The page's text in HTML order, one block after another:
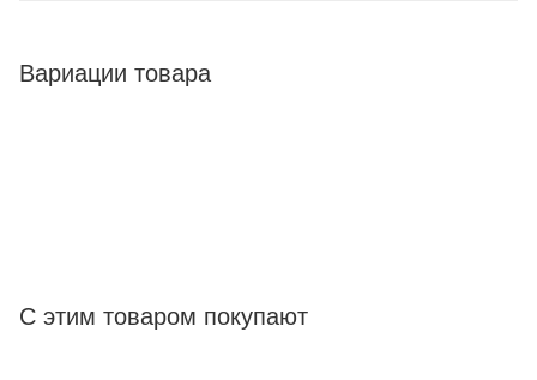
Вариации товара
С этим товаром покупают